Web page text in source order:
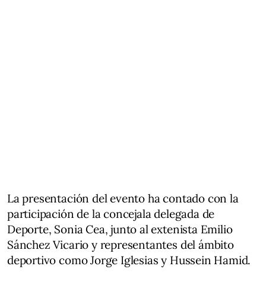
La presentación del evento ha contado con la
participación de la concejala delegada de
Deporte, Sonia Cea, junto al extenista Emilio
Sánchez Vicario y representantes del ámbito
deportivo como Jorge Iglesias y Hussein Hamid.